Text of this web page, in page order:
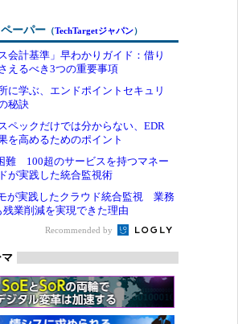
ーパー （TechTargetジャパン）
会計基準」早わかりガイド：借り
えるべき3つの重要事項
に学ぶ、エンドポイントセキュリ
秘訣
ペックだけでは分からない、EDR
を高めるためのポイント
難 100超のサービスを持つマネー
が実践した統合監視術
が実践したクラウド統合監視 業務
残業削減を実現できた理由
Recommended by